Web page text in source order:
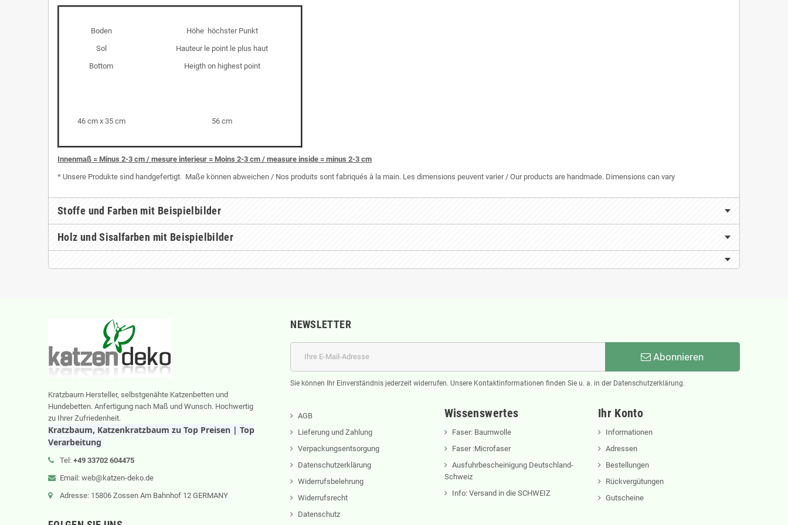
Boden
Sol
Bottom
Höhe höchster Punkt
Hauteur le point le plus haut
Heigth on highest point
46 cm x 35 cm 56 cm
Innenmaß = Minus 2-3 cm / mesure interieur = Moins 2-3 cm / measure inside = minus 2-3 cm
* Unsere Produkte sind handgefertigt. Maße können abweichen / Nos produits sont fabriqués à la main. Les dimensions peuvent varier / Our products are handmade. Dimensions can vary
Stoffe und Farben mit Beispielbilder
Holz und Sisalfarben mit Beispielbilder
Kratzbaum Hersteller, selbstgenähte Katzenbetten und
Hundebetten. Anfertigung nach Maß und Wunsch. Hochwertig
zu Ihrer Zufriedenheit.
Kratzbaum, Katzenkratzbaum zu Top Preisen | Top
Verarbeitung
Tel: +49 33702 604475
Email: web@katzen-deko.de
Adresse: 15806 Zossen Am Bahnhof 12 GERMANY
NEWSLETTER
Abonnieren
Sie können Ihr Einverständnis jederzeit widerrufen. Unsere Kontaktinformationen finden Sie u. a. in der Datenschutzerklärung.
AGB
Lieferung und Zahlung
Verpackungsentsorgung
Datenschutzerklärung
Widerrufsbelehrung
Widerrufsrecht
Datenschutz
Wissenswertes
Faser: Baumwolle
Faser :Microfaser
Ausfuhrbescheinigung Deutschland-
Schweiz
Info: Versand in die SCHWEIZ
Ihr Konto
Informationen
Adressen
Bestellungen
Rückvergütungen
Gutscheine